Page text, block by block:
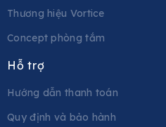
Thương hiệu Vortice
Concept phòng tắm
Hỗ trợ
Hướng dẫn thanh toán
Quy định và bảo hành